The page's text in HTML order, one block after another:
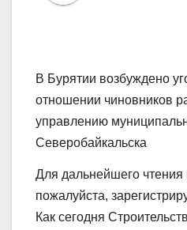
В Бурятии возбуждено
отношении чиновников
управлению
Северобайкальска
Для дальнейшего чтения
пожалуйста,
Как сегодня